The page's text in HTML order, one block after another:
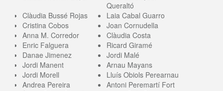
Queraltó
Clàudia Bussé Rojas
Laia Cabal Guarro
Cristina Cobos
Joan Cornudella
Anna M. Corredor
Clàudia Costa
Enric Falguera
Ricard Giramé
Danae Jimenez
Jordi Malé
Jordi Manent
Arnau Mayans
Jordi Morell
Lluís Obiols Perearnau
Andrea Pereira
Antoni Peremartí Fort